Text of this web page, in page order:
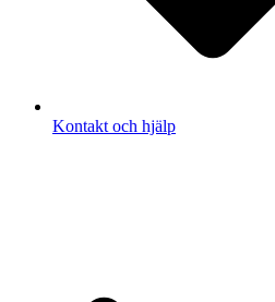
Kontakt och hjälp